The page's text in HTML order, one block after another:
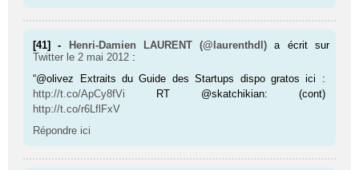
[41] - Henri-Damien LAURENT (@laurenthdl)
a écrit sur
Twitter le 2 mai 2012 :
“@olivez Extraits du Guide des Startups dispo gratos ici :
http://t.co/ApCy8fVi RT @skatchikian: (cont)
http://t.co/r6LflFxV
Répondre ici